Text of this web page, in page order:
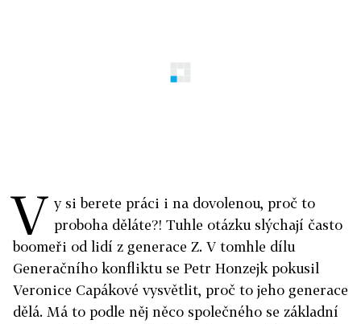
V y si berete práci i na dovolenou, proč to
proboha děláte?! Tuhle otázku slýchají často
boomeři od lidí z generace Z. V tomhle dílu
Generačního konfliktu se Petr Honzejk pokusil
Veronice Capákové vysvětlit, proč to jeho generace
dělá. Má to podle něj něco společného se základní